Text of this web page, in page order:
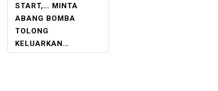
START,… MINTA
ABANG BOMBA
TOLONG
KELUARKAN…